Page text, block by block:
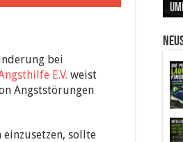
bei
E.V. weist
Angststörungen
sollte